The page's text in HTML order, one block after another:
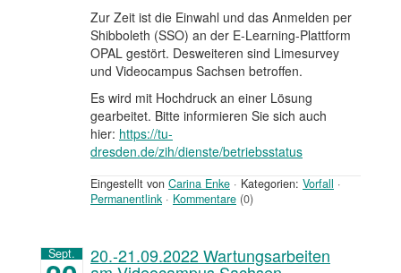
Zur Zeit ist die Einwahl und das Anmelden per
Shibboleth (SSO) an der E-Learning-Plattform
OPAL gestört. Desweiteren sind Limesurvey
und Videocampus Sachsen betroffen.
Es wird mit Hochdruck an einer Lösung
gearbeitet. Bitte informieren Sie sich auch
hier: https://tu-
dresden.de/zih/dienste/betriebsstatus
Eingestellt von Carina Enke · Kategorien: Vorfall ·
Permanentlink · Kommentare (0)
Sept. 20.-21.09.2022 Wartungsarbeiten